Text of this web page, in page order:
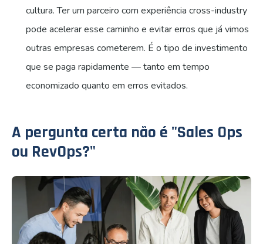
cultura. Ter um parceiro com experiência cross-industry
pode acelerar esse caminho e evitar erros que já vimos
outras empresas cometerem. É o tipo de investimento
que se paga rapidamente — tanto em tempo
economizado quanto em erros evitados.
A pergunta certa não é "Sales Ops
ou RevOps?"